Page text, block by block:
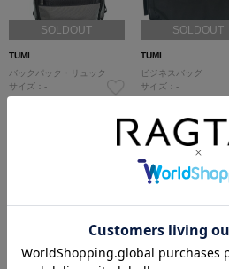
SOLDOUT
TUMI
バックパック・リュック
サイズ：-
コンディション: A
SOLDOUT
TUMI
ビジネスバッグ
サイズ：-
コンディション: B
11,800円（税込）